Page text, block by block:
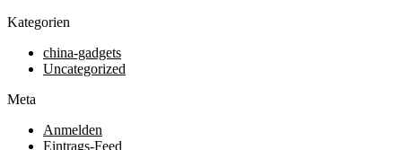
Kategorien
china-gadgets
Uncategorized
Meta
Anmelden
Eintrags-Feed